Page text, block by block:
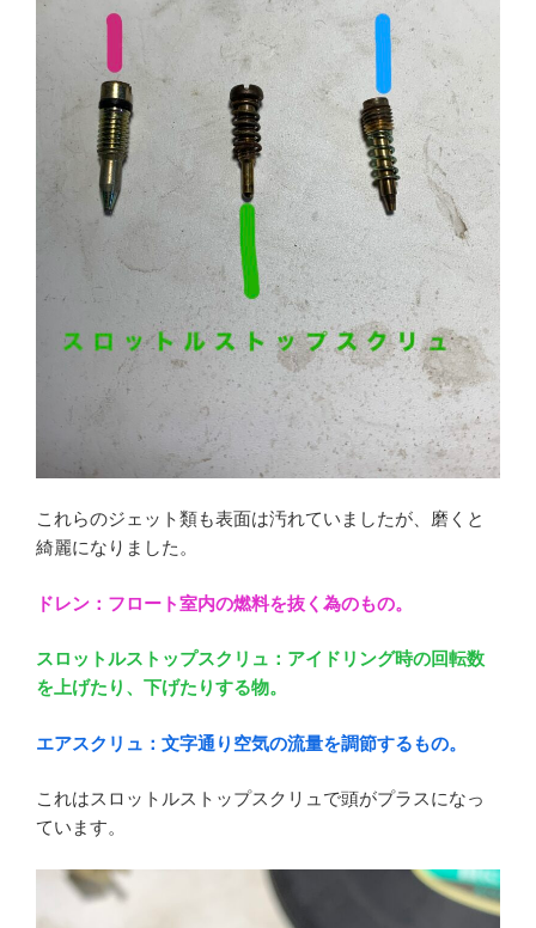
これらのジェット類も表面は汚れていましたが、磨くと
綺麗になりました。
ドレン：フロート室内の燃料を抜く為のもの。
スロットルストップスクリュ：アイドリング時の回転数
を上げたり、下げたりする物。
エアスクリュ：文字通り空気の流量を調節するもの。
これはスロットルストップスクリュで頭がプラスになっ
ています。